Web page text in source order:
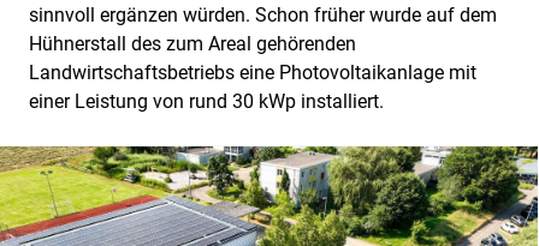
sinnvoll ergänzen würden. Schon früher wurde auf dem
Hühnerstall des zum Areal gehörenden
Landwirtschaftsbetriebs eine Photovoltaikanlage mit
einer Leistung von rund 30 kWp installiert.